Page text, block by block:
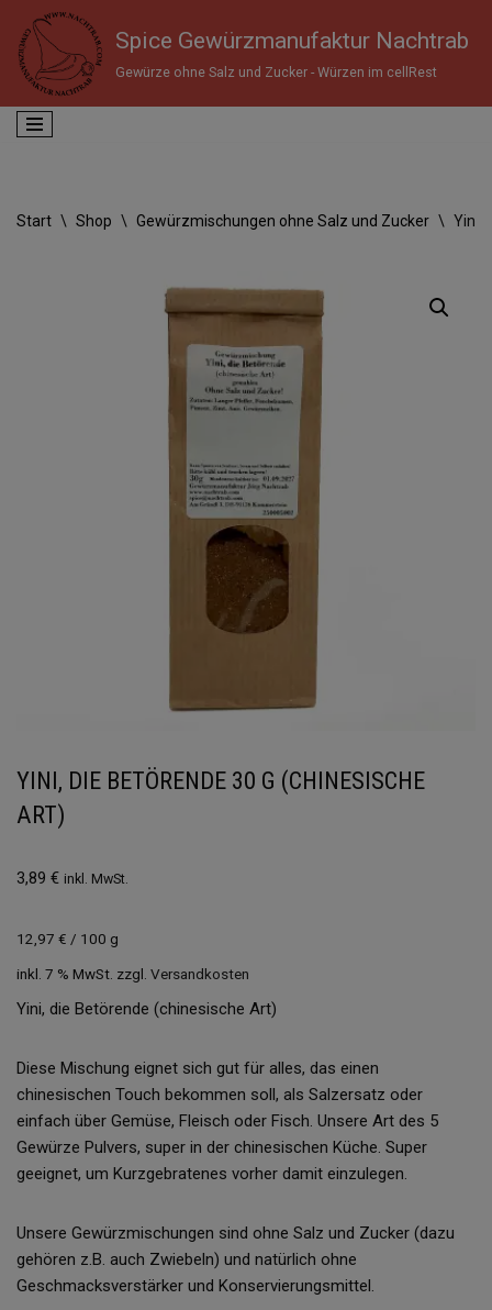
Zum
Inhalt
springen
Spice Gewürzmanufaktur Nachtrab
Gewürze ohne Salz und Zucker - Würzen im cellRest
Start \ Shop \ Gewürzmischungen ohne Salz und Zucker \ Yini,
YINI, DIE BETÖRENDE 30 G (CHINESISCHE
ART)
3,89 € inkl. MwSt.
12,97 € / 100 g
inkl. 7 % MwSt. zzgl. Versandkosten
Yini, die Betörende (chinesische Art)
Diese Mischung eignet sich gut für alles, das einen
chinesischen Touch bekommen soll, als Salzersatz oder
einfach über Gemüse, Fleisch oder Fisch. Unsere Art des 5
Gewürze Pulvers, super in der chinesischen Küche. Super
geeignet, um Kurzgebratenes vorher damit einzulegen.
Unsere Gewürzmischungen sind ohne Salz und Zucker (dazu
gehören z.B. auch Zwiebeln) und natürlich ohne
Geschmacksverstärker und Konservierungsmittel.